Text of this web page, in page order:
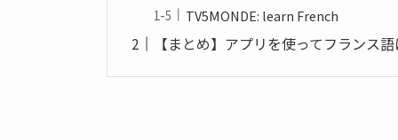
TV5MONDE: learn French
【まとめ】アプリを使ってフランス